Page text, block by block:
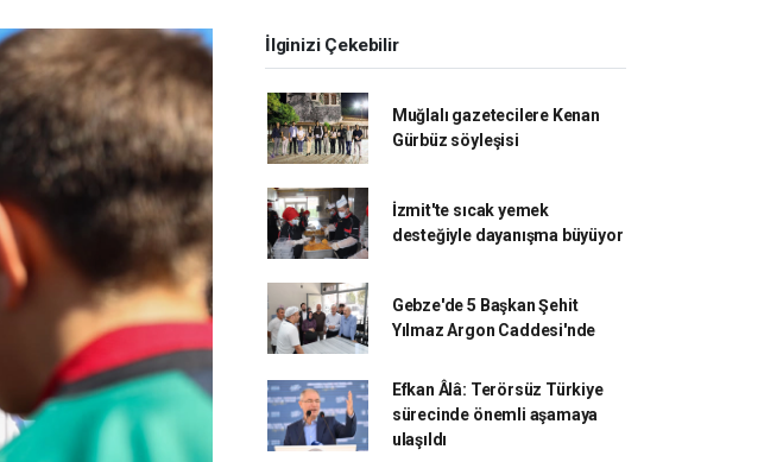
İlginizi Çekebilir
Muğlalı gazetecilere Kenan
Gürbüz söyleşisi
İzmit'te sıcak yemek
desteğiyle dayanışma büyüyor
Gebze'de 5 Başkan Şehit
Yılmaz Argon Caddesi'nde
Efkan Âlâ: Terörsüz Türkiye
sürecinde önemli aşamaya
ulaşıldı